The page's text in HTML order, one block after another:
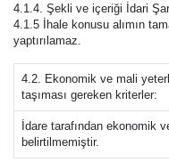
4.1.4. Şekli ve içeriği İdari
4.1.5 İhale konusu alımın
yaptırılamaz.
4.2. Ekonomik ve mali
taşıması gereken kriterler:
İdare tarafından ekonomik
belirtilmemiştir.